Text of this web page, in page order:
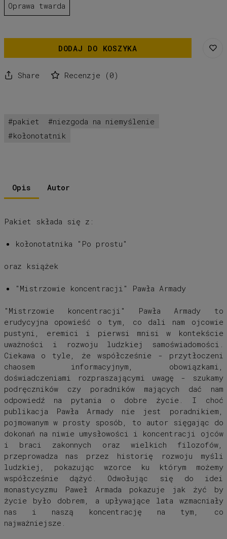
Oprawa twarda
DODAJ DO KOSZYKA
Share Recenzje (0)
pakiet
niezgoda na niemyślenie
kołonotatnik
Opis Autor
Pakiet składa się z:
kołonotatnika "Po prostu"
oraz książek
"Mistrzowie koncentracji" Pawła Armady
"Mistrzowie koncentracji" Pawła Armady to
erudycyjna opowieść o tym, co dali nam ojcowie
pustyni, eremici i pierwsi mnisi w kontekście
uważności i rozwoju ludzkiej samoświadomości.
Ciekawa o tyle, że współcześnie - przytłoczeni
chaosem informacyjnym, obowiązkami,
doświadczeniami rozpraszającymi uwagę - szukamy
podręczników czy poradników mających dać nam
odpowiedź na pytania o dobre życie. I choć
publikacja Pawła Armady nie jest poradnikiem,
pojmowanym w prosty sposób, to autor sięgając do
dokonań na niwie umysłowości i koncentracji ojców
i braci zakonnych oraz wielkich filozofów,
przeprowadza nas przez historię rozwoju myśli
ludzkiej, pokazując wzorce ku którym możemy
współcześnie dążyć. Odwołując się do idei
monastycyzmu Paweł Armada pokazuje jak żyć by
życie było dobrem, a upływające lata wzmacniały
nas i naszą koncentrację na tym, co
najważniejsze.